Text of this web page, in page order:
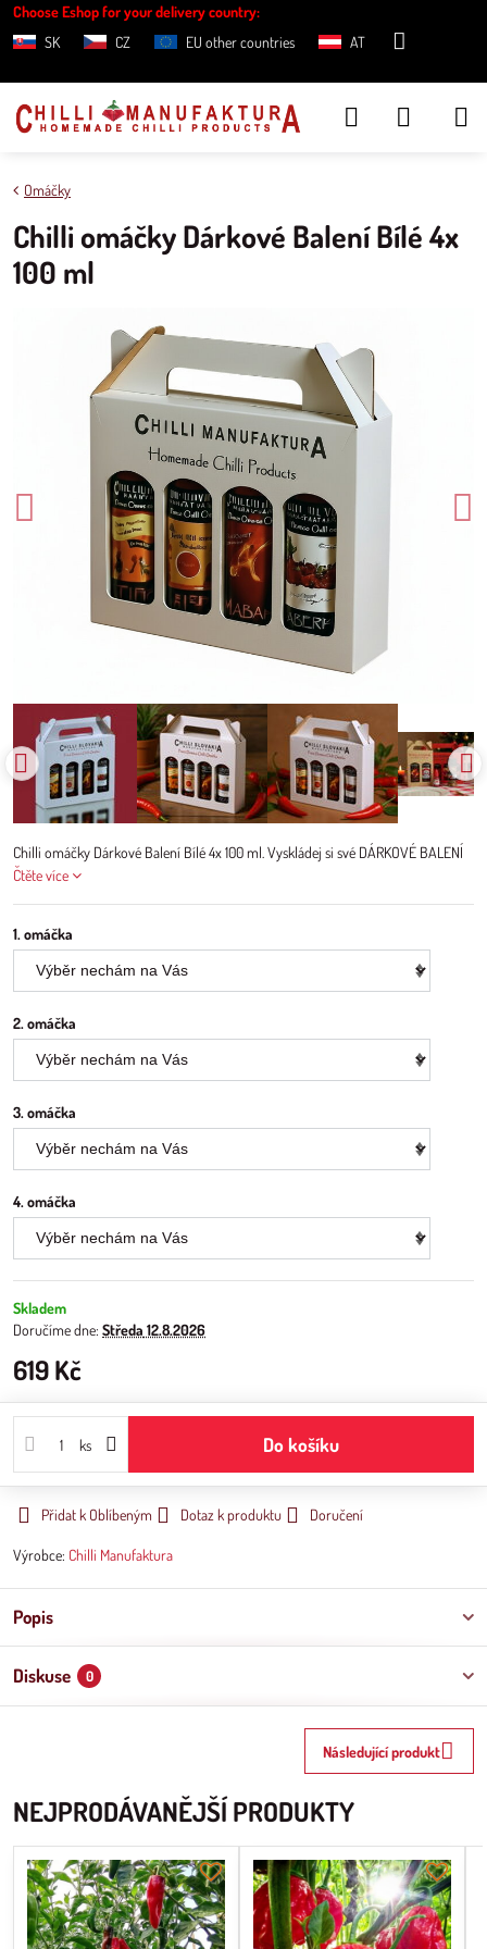
Choose Eshop for your delivery country:
SK
CZ EU other countries AT
Omáčky
Chilli omáčky Dárkové Balení Bílé 4x
100 ml
Chilli omáčky Dárkové Balení Bílé 4x 100 ml. Vyskládej si své DÁRKOVÉ BALENÍ
Čtěte více
1. omáčka
2. omáčka
3. omáčka
4. omáčka
Skladem
Doručíme dne: Středa 12.8.2026
619 Kč
ks Do košíku
Přidat k Oblíbeným Dotaz k produktu Doručení
Výrobce: Chilli Manufaktura
Popis
Diskuse 0
Následující produkt
NEJPRODÁVANĚJŠÍ PRODUKTY